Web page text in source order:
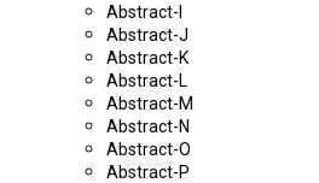
Abstract-I
Abstract-J
Abstract-K
Abstract-L
Abstract-M
Abstract-N
Abstract-O
Abstract-P